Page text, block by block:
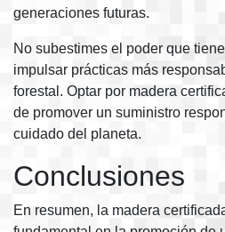
generaciones futuras.
No subestimes el poder que
impulsar prácticas más
forestal. Optar por madera
de promover un suministro
cuidado del planeta.
Conclusiones
En resumen, la madera